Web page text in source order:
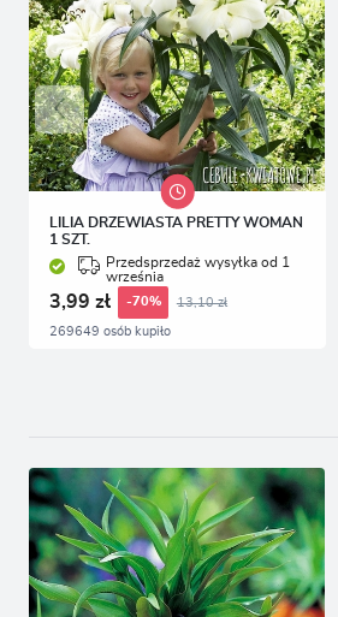
LILIA DRZEWIASTA PRETTY WOMAN
1 SZT.
Przedsprzedaż wysyłka od 1
września
3,99 zł -70% 13,10 zł
269649 osób kupiło